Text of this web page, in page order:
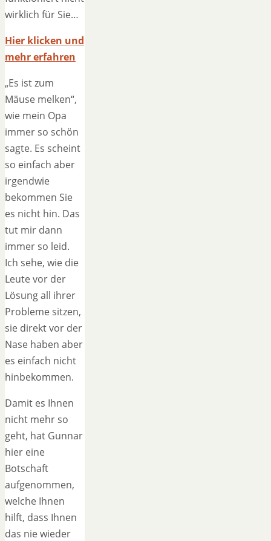
wirklich für Sie…
Hier klicken und
mehr erfahren
„Es ist zum
Mäuse melken“,
wie mein Opa
immer so schön
sagte. Es scheint
so einfach aber
irgendwie
bekommen Sie
es nicht hin. Das
tut mir dann
immer so leid.
Ich sehe, wie die
Leute vor der
Lösung all ihrer
Probleme sitzen,
sie direkt vor der
Nase haben aber
es einfach nicht
hinbekommen.
Damit es Ihnen
nicht mehr so
geht, hat Gunnar
hier eine
Botschaft
aufgenommen,
welche Ihnen
hilft, dass Ihnen
das nie wieder